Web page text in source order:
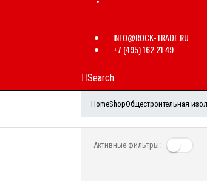
INFO@ROCK-TRADE.RU
+7 (495) 162 21 49
Search
HomeShopОбщестроительная
Активные фильтры: